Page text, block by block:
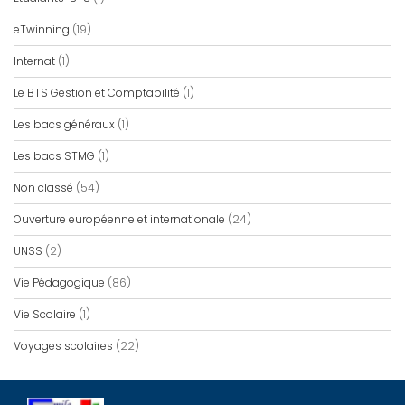
eTwinning (19)
Internat (1)
Le BTS Gestion et Comptabilité (1)
Les bacs généraux (1)
Les bacs STMG (1)
Non classé (54)
Ouverture européenne et internationale (24)
UNSS (2)
Vie Pédagogique (86)
Vie Scolaire (1)
Voyages scolaires (22)